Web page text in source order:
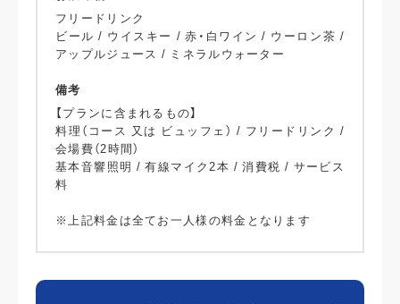
フリードリンク
ビール / ウイスキー / 赤・白ワイン / ウーロン茶 /
アップルジュース / ミネラルウォーター
備考
【プランに含まれるもの】
料理（コース 又は ビュッフェ） / フリードリンク /
会場費（2時間）
基本音響照明 / 有線マイク2本 / 消費税 / サービス
料
※上記料金は全てお一人様の料金となります